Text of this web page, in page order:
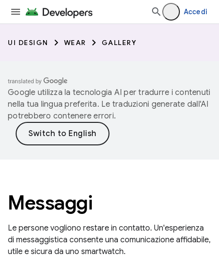
Accedi
UI DESIGN WEAR GALLERY
Google utilizza la tecnologia AI per tradurre i contenuti
nella tua lingua preferita. Le traduzioni generate dall'AI
potrebbero contenere errori.
Messaggi
Le persone vogliono restare in contatto. Un'esperienza
di messaggistica consente una comunicazione affidabile,
utile e sicura da uno smartwatch.